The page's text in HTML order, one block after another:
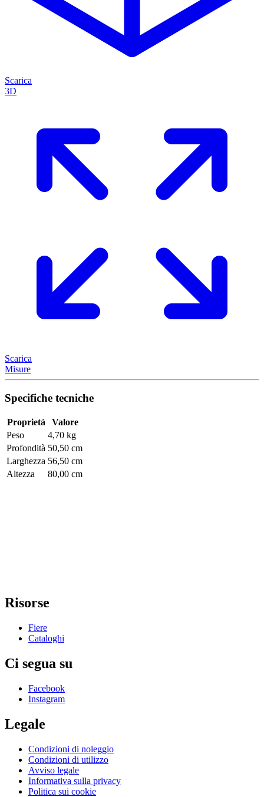
Scarica
3D
Scarica
Misure
Specifiche tecniche
Proprietà
Valore
Peso
4,70 kg
Profondità 50,50 cm
Larghezza 56,50 cm
Altezza
80,00 cm
Risorse
Fiere
Cataloghi
Ci segua su
Facebook
Instagram
Legale
Condizioni di noleggio
Condizioni di utilizzo
Avviso legale
Informativa sulla privacy
Politica sui cookie